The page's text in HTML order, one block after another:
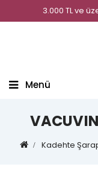
3.000 TL ve
Menü
Kadehte